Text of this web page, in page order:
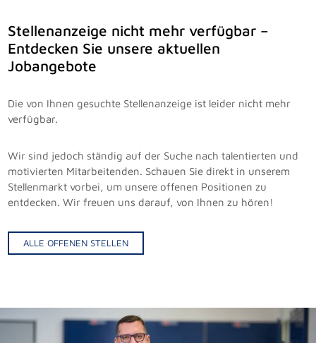
Stellenanzeige nicht mehr verfügbar –
Entdecken Sie unsere aktuellen
Jobangebote
Die von Ihnen gesuchte Stellenanzeige ist leider nicht mehr
verfügbar.
Wir sind jedoch ständig auf der Suche nach talentierten und
motivierten Mitarbeitenden. Schauen Sie direkt in unserem
Stellenmarkt vorbei, um unsere offenen Positionen zu
entdecken. Wir freuen uns darauf, von Ihnen zu hören!
ALLE OFFENEN STELLEN